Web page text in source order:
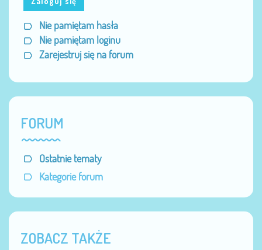
Nie pamiętam hasła
Nie pamiętam loginu
Zarejestruj się na forum
FORUM
Ostatnie tematy
Kategorie forum
ZOBACZ TAKŻE